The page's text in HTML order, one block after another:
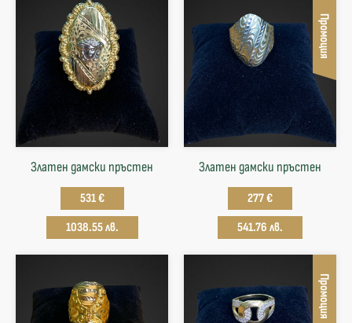
Златен дамски пръстен
531 €
1038.55 лв.
Промоция
Златен дамски пръстен
277 €
541.76 лв.
Промоция